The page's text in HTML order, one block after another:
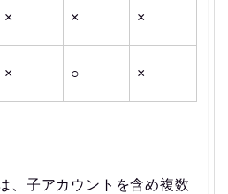
× × ×
× ○ ×
、子アカウントを含め複数